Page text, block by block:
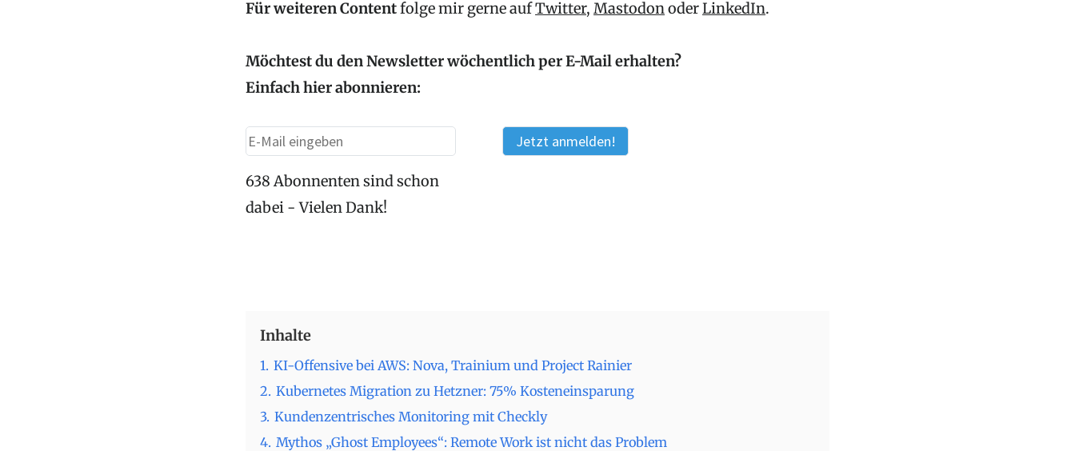
Für weiteren Contentfolge mir gerne aufTwitter, MastodonoderLinkedIn.
Möchtest du den Newsletter wöchentlich per E-Mail erhalten?
Einfach hier abonnieren:
638 Abonnenten sind schon
dabei - Vielen Dank!
Inhalte
1. KI-Offensive bei AWS: Nova, Trainium und Project Rainier
2. Kubernetes Migration zu Hetzner: 75% Kosteneinsparung
3. Kundenzentrisches Monitoring mit Checkly
4. Mythos „Ghost Employees“: Remote Work ist nicht das Problem